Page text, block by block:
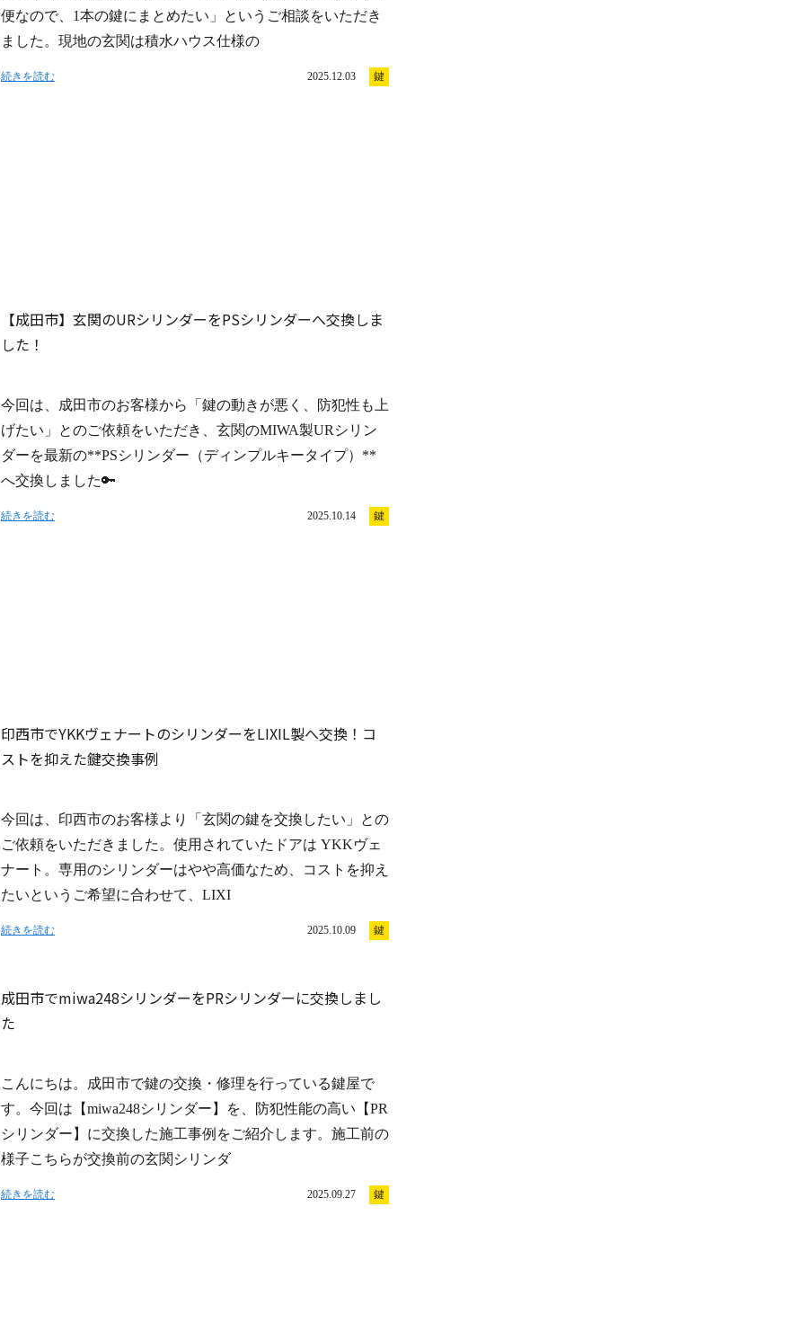
便なので、1本の鍵にまとめたい」というご相談をいただき
ました。現地の玄関は積水ハウス仕様の
続きを読む 2025.12.03 鍵
【成田市】玄関のURシリンダーをPSシリンダーへ交換しま
した！
今回は、成田市のお客様から「鍵の動きが悪く、防犯性も上
げたい」とのご依頼をいただき、玄関のMIWA製URシリン
ダーを最新の**PSシリンダー（ディンプルキータイプ）**
へ交換しました🔑
続きを読む 2025.10.14 鍵
印西市でYKKヴェナートのシリンダーをLIXIL製へ交換！コ
ストを抑えた鍵交換事例
今回は、印西市のお客様より「玄関の鍵を交換したい」との
ご依頼をいただきました。使用されていたドアは YKKヴェ
ナート。専用のシリンダーはやや高価なため、コストを抑え
たいというご希望に合わせて、LIXI
続きを読む 2025.10.09 鍵
成田市でmiwa248シリンダーをPRシリンダーに交換しまし
た
こんにちは。成田市で鍵の交換・修理を行っている鍵屋で
す。今回は【miwa248シリンダー】を、防犯性能の高い【PR
シリンダー】に交換した施工事例をご紹介します。施工前の
様子こちらが交換前の玄関シリンダ
続きを読む 2025.09.27 鍵